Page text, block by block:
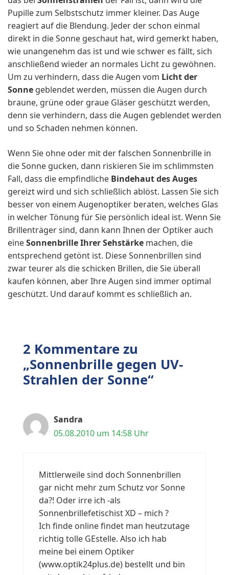
Pupille zum Selbstschutz immer kleiner. Das Auge
reagiert auf die Blendung. Jeder der schon einmal
direkt in die Sonne geschaut hat, wird gemerkt haben,
wie unangenehm das ist und wie schwer es fällt, sich
anschließend wieder an normales Licht zu gewöhnen.
Um zu verhindern, dass die Augen vom Licht der
Sonne geblendet werden, müssen die Augen durch
braune, grüne oder graue Gläser geschützt werden,
denn sie verhindern, dass die Augen geblendet werden
und so Schaden nehmen können.
Wenn Sie ohne oder mit der falschen Sonnenbrille in
die Sonne gucken, dann riskieren Sie im schlimmsten
Fall, dass die empfindliche Bindehaut des Auges
gereizt wird und sich schließlich ablöst. Lassen Sie sich
besser von einem Augenoptiker beraten, welches Glas
in welcher Tönung für Sie persönlich ideal ist. Wenn Sie
Brillenträger sind, dann kann Ihnen der Optiker auch
eineSonnenbrille Ihrer Sehstärke machen, die
entsprechend getönt ist. Diese Sonnenbrillen sind
zwar teurer als die schicken Brillen, die Sie überall
kaufen können, aber Ihre Augen sind immer optimal
geschützt. Und darauf kommt es schließlich an.
2 Kommentare zu
„Sonnenbrille gegen UV-
Strahlen der Sonne“
Sandra
05.08.2010 um 14:58 Uhr
Mittlerweile sind doch Sonnenbrillen
gar nicht mehr zum Schutz vor Sonne
da?! Oder irre ich -als
Sonnenbrillefetischist XD – mich ?
Ich finde online findet man heutzutage
richtig tolle GEstelle. Also ich hab
meine bei einem Optiker
(www.optik24plus.de) bestellt und bin